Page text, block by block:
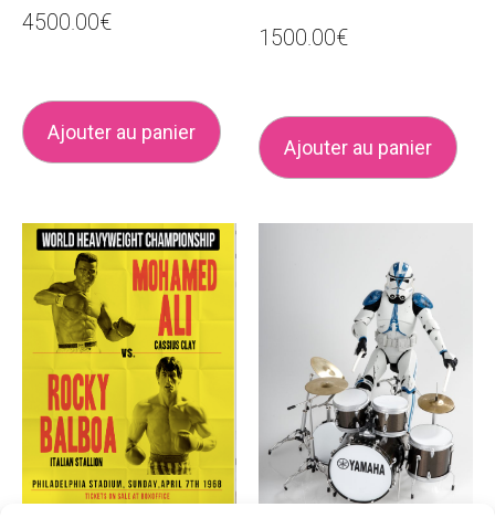
4500.00€
Ajouter au panier
1500.00€
Ajouter au panier